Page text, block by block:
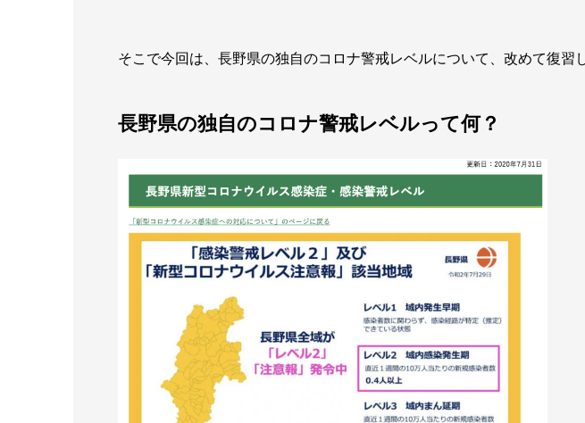
そこで今回は、長野県の独自のコロナ警戒レベルについて、改めて復習
長野県の独自のコロナ警戒レベルって何？